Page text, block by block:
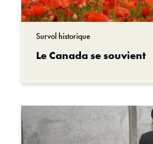
Survol historique
Le Canada se souvient